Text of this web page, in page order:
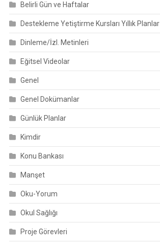
Belirli Gün ve Haftalar
Destekleme Yetiştirme Kursları Yıllık Planlar
Dinleme/İzl. Metinleri
Eğitsel Videolar
Genel
Genel Dokümanlar
Günlük Planlar
Kimdir
Konu Bankası
Manşet
Oku-Yorum
Okul Sağlığı
Proje Görevleri